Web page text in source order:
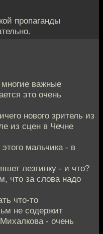
пропаганды
многие важные
это очень
нового зритель из
из сцен в Чечне
мальчика - в
лезгинку - и что?
что за слова надо
что-то
не содержит
- очень